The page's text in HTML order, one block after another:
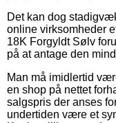
Det kan dog
online virksomheder
18K Forgyldt Sølv
på at antage den
Man må imidlertid
en shop på nettet
salgspris der anses
undertiden være et